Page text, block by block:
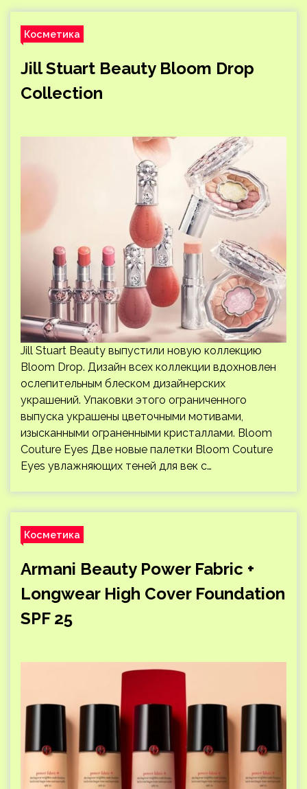
Косметика
Jill Stuart Beauty Bloom Drop
Collection
Jill Stuart Beauty выпустили новую коллекцию
Bloom Drop. Дизайн всех коллекции вдохновлен
ослепительным блеском дизайнерских
украшений. Упаковки этого ограниченного
выпуска украшены цветочными мотивами,
изысканными ограненными кристаллами. Bloom
Couture Eyes Две новые палетки Bloom Couture
Eyes увлажняющих теней для век с…
Косметика
Armani Beauty Power Fabric +
Longwear High Cover Foundation
SPF 25